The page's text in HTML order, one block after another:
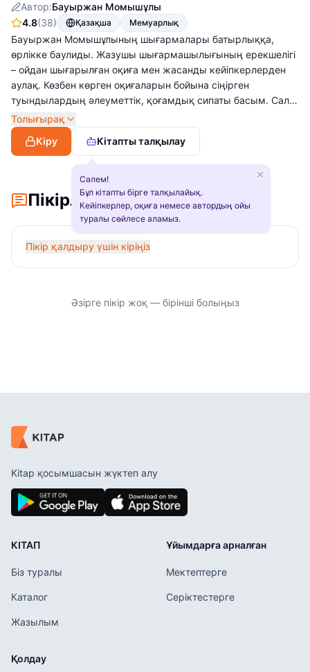
Автор:Бауыржан Момышұлы
4.8(38) Қазақша Мемуарлық
Бауыржан Момышұлының шығармалары батырлыққа,
өрлікке баулиды. Жазушы шығармашылығының ерекшелігі
– ойдан шығарылған оқиға мен жасанды кейіпкерлерден
аулақ. Көзбен көрген оқиғаларын бойына сіңірген
туындылардың әлеуметтік, қоғамдық сипаты басым. Салт-
дәстүрін ұлықтап, соның негізінде түйген ойларын ұрпақ
санасында жаңғыртуға еңбектенеді. Ұлттық қадір-
қасиетімізді ұлықтаудың болашақ үшін қаншалықты
Толығырақ
Кіру
Кітапты талқылау
Сәлем!
Бұл кітапты бірге талқылайық.
Кейіпкерлер, оқиға немесе автордың ойы
туралы сөйлесе аламыз.
Пікірлер
Пікір қалдыру үшін кіріңіз
Әзірге пікір жоқ — бірінші болыңыз
Kitap қосымшасын жүктеп алу
КІТАП
Біз туралы
Каталог
Жазылым
Ұйымдарға арналған
Мектептерге
Серіктестерге
Қолдау